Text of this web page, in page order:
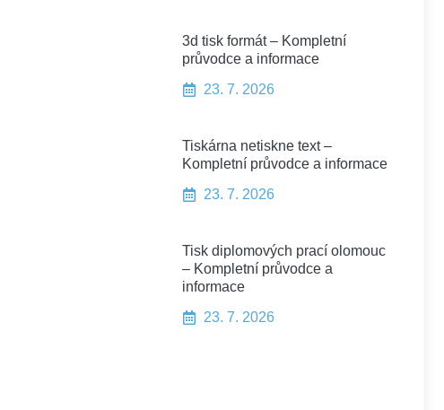
3d tisk formát – Kompletní
průvodce a informace
23. 7. 2026
Tiskárna netiskne text –
Kompletní průvodce a informace
23. 7. 2026
Tisk diplomových prací olomouc
– Kompletní průvodce a
informace
23. 7. 2026